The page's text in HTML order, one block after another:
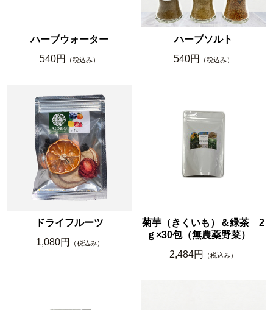
ハーブウォーター
540円
（税込み）
ハーブソルト
540円
（税込み）
ドライフルーツ
1,080円
（税込み）
菊芋（きくいも）＆緑茶 2
ｇ×30包（無農薬野菜）
2,484円
（税込み）